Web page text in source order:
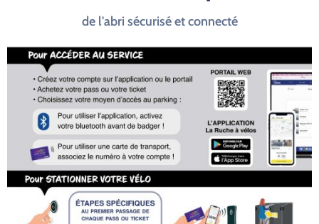
de l'abri sécurisé et connecté